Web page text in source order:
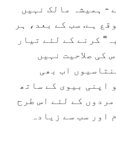
- ہمیشہ مالک نہیں
ہے. سب کے بعد، ہر
کرنے کے لئے تیار
کی صلاحیت نہیں
اب بھی
اپنی بیوی کے ساتھ
کے لئے اس طرح
اور سب سے زیادہ